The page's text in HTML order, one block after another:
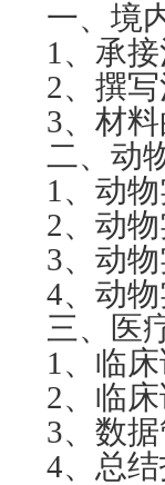
一、境
1、承
2、撰
3、材
二、动
1、动
2、动
3、动
4、动
三、医
1、临
2、临
3、数
4、总